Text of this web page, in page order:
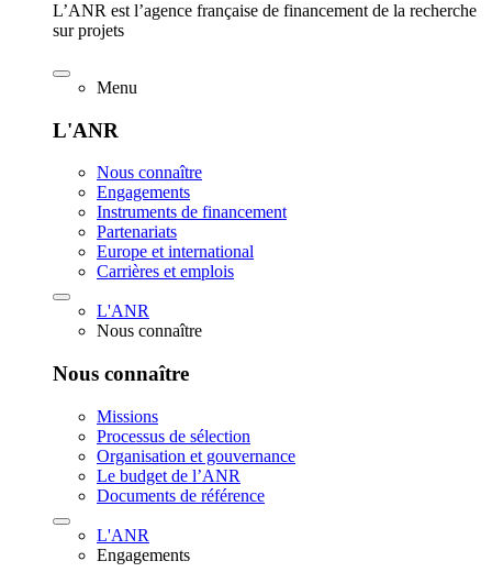
L’ANR est l’agence française de financement de la recherche
sur projets
Menu
L'ANR
Nous connaître
Engagements
Instruments de financement
Partenariats
Europe et international
Carrières et emplois
L'ANR
Nous connaître
Nous connaître
Missions
Processus de sélection
Organisation et gouvernance
Le budget de l’ANR
Documents de référence
L'ANR
Engagements